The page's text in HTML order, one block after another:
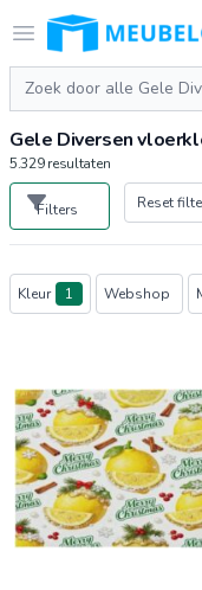
Open menu
Logo
Zoeken
Gele Diversen
5.329resultaten
Filters Reset
Producten
Kleur 1 Webshop